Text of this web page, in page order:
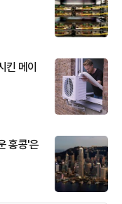
킨 메이
홍콩'은